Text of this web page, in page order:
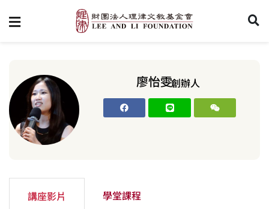
廖怡雯創辦人
講座影片 學堂課程